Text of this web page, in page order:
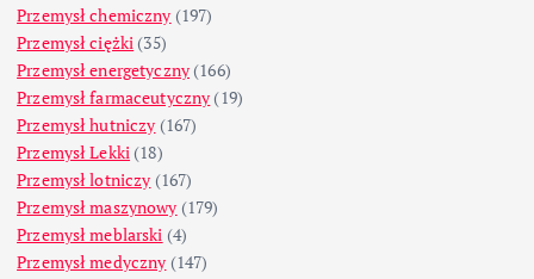
Przemysł chemiczny (197)
Przemysł ciężki (35)
Przemysł energetyczny (166)
Przemysł farmaceutyczny (19)
Przemysł hutniczy (167)
Przemysł Lekki (18)
Przemysł lotniczy (167)
Przemysł maszynowy (179)
Przemysł meblarski (4)
Przemysł medyczny (147)